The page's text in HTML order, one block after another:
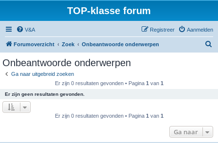
TOP-klasse forum
V&A Aanmelden
Registreer
Forumoverzicht Zoek Onbeantwoorde onderwerpen
Onbeantwoorde onderwerpen
Ga naar uitgebreid zoeken
Er zijn 0 resultaten gevonden • Pagina 1 van 1
Er zijn geen resultaten gevonden.
Er zijn 0 resultaten gevonden • Pagina 1 van 1
Ga naar